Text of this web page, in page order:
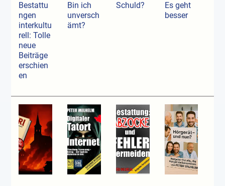
Bestattu
ngen
interkultu
rell: Tolle
neue
Beiträge
erschien
en
Bin ich
unversch
ämt?
Schuld?
Es geht
besser